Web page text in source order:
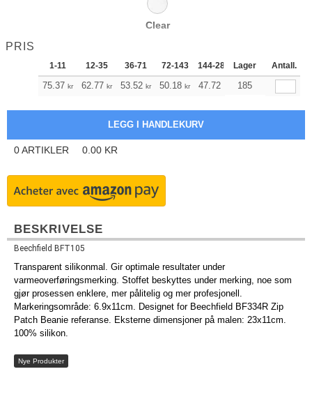
Clear
PRIS
1-11 12-35 36-71 72-143 144-287 288 + Mer
Lager Antall.
75.37 kr 62.77 kr 53.52 kr 50.18 kr 47.72 47.28
185
0ARTIKLER 0.00 KR
BESKRIVELSE
Beechfield BFT105
Transparent silikonmal. Gir optimale resultater under
varmeoverføringsmerking. Stoffet beskyttes under merking, noe som
gjør prosessen enklere, mer pålitelig og mer profesjonell.
Markeringsområde: 6.9x11cm. Designet for Beechfield BF334R Zip
Patch Beanie referanse. Eksterne dimensjoner på malen: 23x11cm.
100% silikon.
Nye Produkter